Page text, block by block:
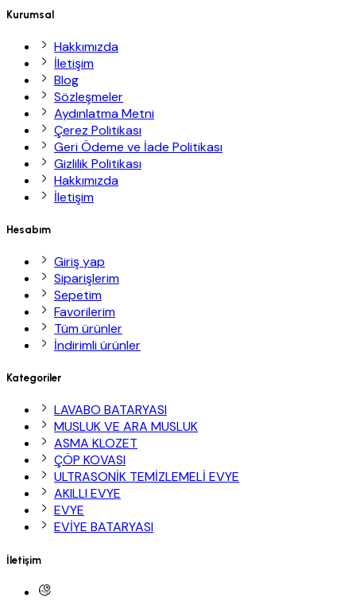
Kurumsal
Hakkımızda
İletişim
Blog
Sözleşmeler
Aydınlatma Metni
Çerez Politikası
Geri Ödeme ve İade Politikası
Gizlilik Politikası
Hakkımızda
İletişim
Hesabım
Giriş yap
Siparişlerim
Sepetim
Favorilerim
Tüm ürünler
İndirimli ürünler
Kategoriler
LAVABO BATARYASI
MUSLUK VE ARA MUSLUK
ASMA KLOZET
ÇÖP KOVASI
ULTRASONİK TEMİZLEMELİ EVYE
AKILLI EVYE
EVYE
EVİYE BATARYASI
İletişim